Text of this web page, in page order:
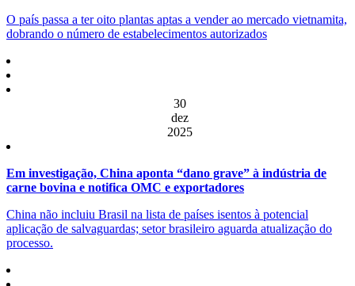
O país passa a ter oito plantas aptas a vender ao mercado vietnamita,
dobrando o número de estabelecimentos autorizados
30
dez
2025
Em investigação, China aponta “dano grave” à indústria de
carne bovina e notifica OMC e exportadores
China não incluiu Brasil na lista de países isentos à potencial
aplicação de salvaguardas; setor brasileiro aguarda atualização do
processo.